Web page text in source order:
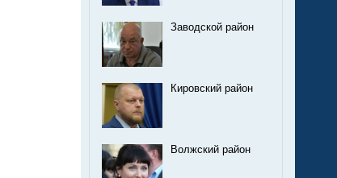
Заводской район
Кировский район
Волжский район